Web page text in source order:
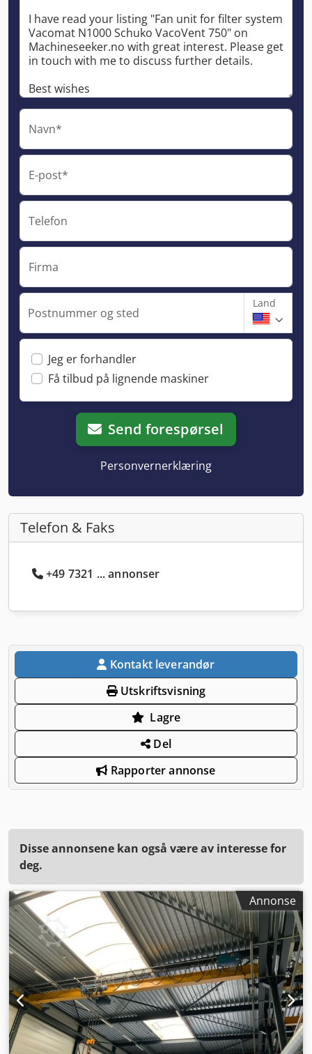
Navn*
E-post*
Telefon
Firma
Postnummer og sted
Land
Jeg er forhandler
Få tilbud på lignende maskiner
Send forespørsel
Personvernerklæring
Telefon & Faks
+49 7321 ... annonser
Kontakt leverandør
Utskriftsvisning
Lagre
Del
Rapporter annonse
Disse annonsene kan også være av interesse for
deg.
Annonse